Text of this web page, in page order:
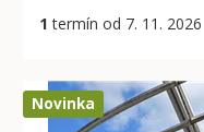
1 termín od 7. 11. 2026
Novinka